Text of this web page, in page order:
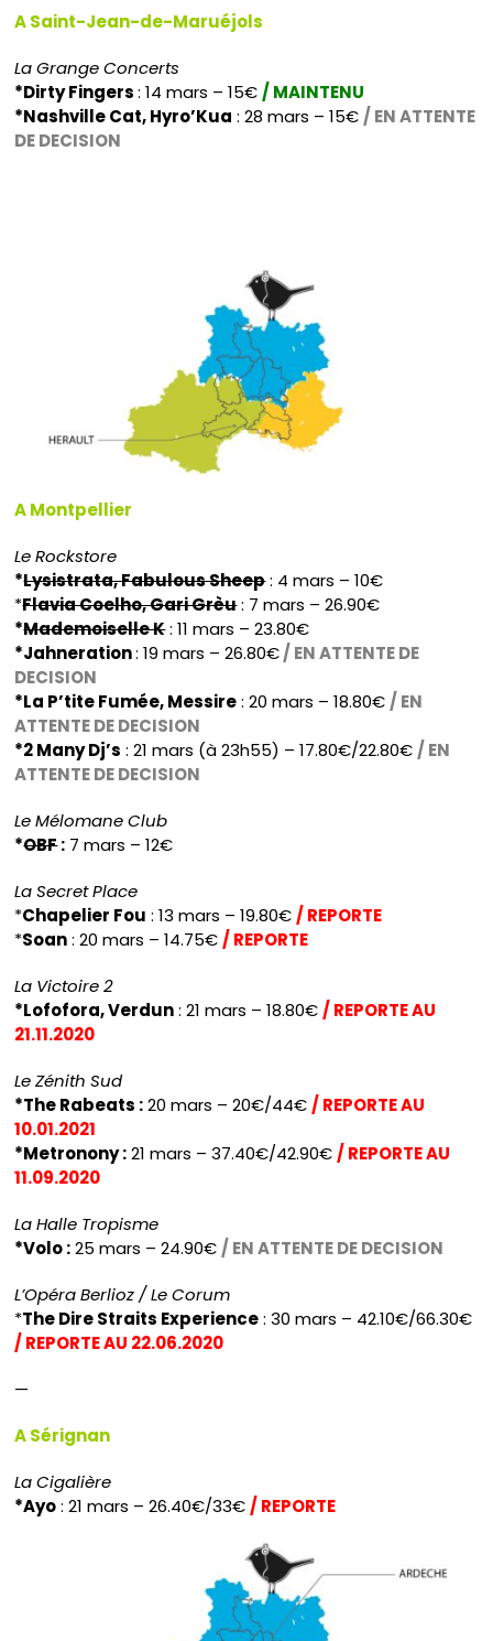
A Saint-Jean-de-Maruéjols
La Grange Concerts
*Dirty Fingers: 14 mars – 15€ / MAINTENU
*Nashville Cat, Hyro’Kua : 28 mars – 15€ / EN ATTENTE
DE DECISION
A Montpellier
Le Rockstore
*Lysistrata, Fabulous Sheep: 4 mars – 10€
*Flavia Coelho, Gari Grèu: 7 mars – 26.90€
*Mademoiselle K: 11 mars – 23.80€
*Jahneration: 19 mars – 26.80€/ EN ATTENTE DE
DECISION
*La P’tite Fumée, Messire: 20 mars – 18.80€/ EN
ATTENTE DE DECISION
*2 Many Dj’s : 21 mars (à 23h55) – 17.80€/22.80€/ EN
ATTENTE DE DECISION
Le Mélomane Club
*OBF: 7 mars – 12€
La Secret Place
*Chapelier Fou : 13 mars – 19.80€/ REPORTE
*Soan: 20 mars – 14.75€/ REPORTE
La Victoire 2
*Lofofora, Verdun: 21 mars – 18.80€/ REPORTE AU
21.11.2020
Le Zénith Sud
*The Rabeats :20 mars – 20€/44€/ REPORTE AU
10.01.2021
*Metronony :21 mars – 37.40€/42.90€/ REPORTE AU
11.09.2020
La Halle Tropisme
*Volo :25 mars – 24.90€/ EN ATTENTE DE DECISION
L’Opéra Berlioz / Le Corum
*The Dire Straits Experience: 30 mars – 42.10€/66.30€
/ REPORTE AU 22.06.2020
—
A Sérignan
La Cigalière
*Ayo: 21 mars – 26.40€/33€/ REPORTE